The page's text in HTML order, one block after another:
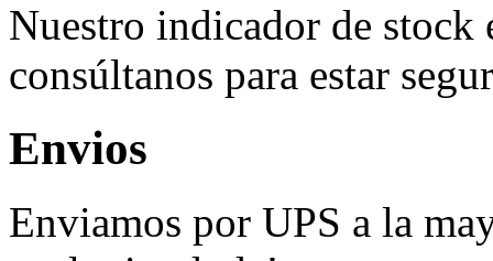
Nuestro indicador de stock
consúltanos para estar
Envios
Enviamos por UPS a la